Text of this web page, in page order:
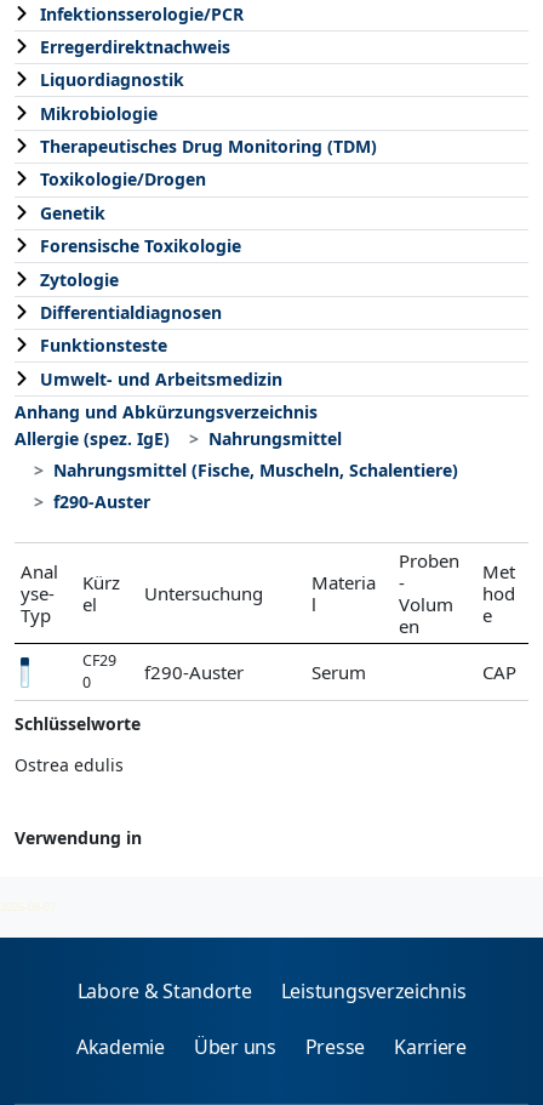
Infektionsserologie/PCR
Erregerdirektnachweis
Liquordiagnostik
Mikrobiologie
Therapeutisches Drug Monitoring (TDM)
Toxikologie/Drogen
Genetik
Forensische Toxikologie
Zytologie
Differentialdiagnosen
Funktionsteste
Umwelt- und Arbeitsmedizin
Anhang und Abkürzungsverzeichnis
Allergie (spez. IgE)
Nahrungsmittel
Nahrungsmittel (Fische, Muscheln, Schalentiere)
f290-Auster
Anal
yse-
Typ
Kürz
el
Untersuchung
Materia
l
Proben
-
Volum
en
Met
hod
e
CF29
0
f290-Auster Serum CAP
Schlüsselworte
Ostrea edulis
Verwendung in
2026-08-07
Labore & Standorte Leistungsverzeichnis
Akademie Über uns Presse Karriere